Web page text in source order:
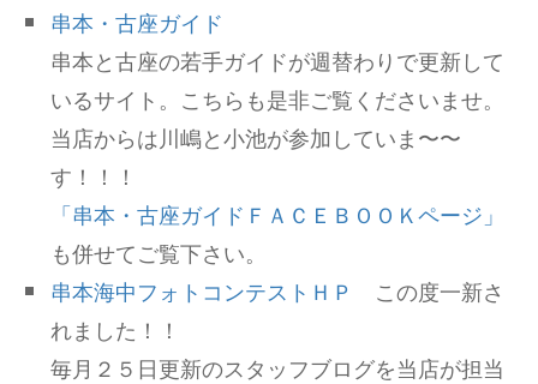
串本・古座ガイド
串本と古座の若手ガイドが週替わりで更新して
いるサイト。こちらも是非ご覧くださいませ。
当店からは川嶋と小池が参加していま〜〜
す！！！
「串本・古座ガイドＦＡＣＥＢＯＯＫページ」
も併せてご覧下さい。
串本海中フォトコンテストＨＰ
この度一新さ
れました！！
毎月２５日更新のスタッフブログを当店が担当